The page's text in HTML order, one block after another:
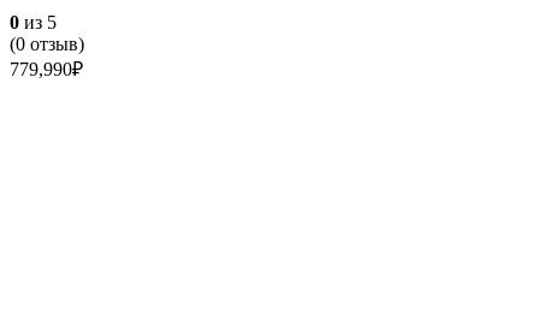
0 из 5
(0 отзыв)
779,990₽